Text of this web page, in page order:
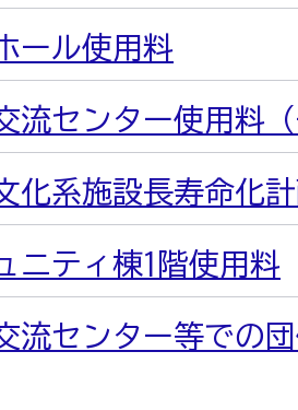
ール使用料
流センター使用料
化系施設長寿命化
ニティ棟1階使用料
流センター等での